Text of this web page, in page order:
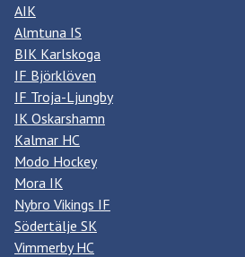
AIK
Almtuna IS
BIK Karlskoga
IF Björklöven
IF Troja-Ljungby
IK Oskarshamn
Kalmar HC
Modo Hockey
Mora IK
Nybro Vikings IF
Södertälje SK
Vimmerby HC